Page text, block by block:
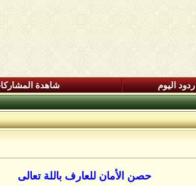
ردود اليوم شاهدة
حصن الأمان للعارف باللة تعالى